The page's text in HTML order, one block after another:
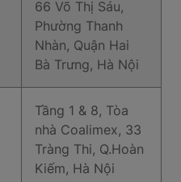
66 Võ Thị Sáu,
Phường Thanh
Nhàn, Quận Hai
Bà Trưng, Hà Nội
Tầng 1 & 8, Tòa
nhà Coalimex, 33
Tràng Thi, Q.Hoàn
Kiếm, Hà Nội